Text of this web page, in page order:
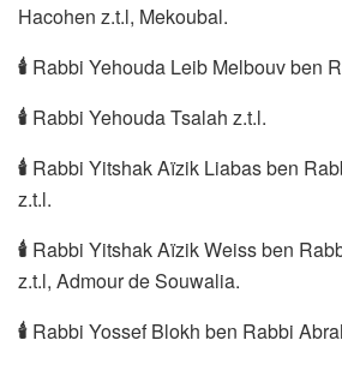
Hacohen z.t.l, Mekoubal.
🕯 Rabbi Yehouda Leib Melbouv ben
🕯 Rabbi Yehouda Tsalah z.t.l.
🕯 Rabbi Yitshak Aïzik Liabas ben
z.t.l.
🕯 Rabbi Yitshak Aïzik Weiss ben
z.t.l, Admour de Souwalia.
🕯 Rabbi Yossef Blokh ben Rabbi